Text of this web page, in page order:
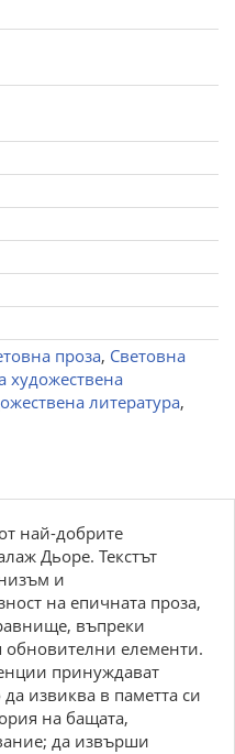
проза, Световна
художествена
литература,
най-добрите
Дьоре. Текстът
и
на епичната проза,
въпреки
обновителни елементи.
принуждават
извиква в паметта си
на бащата,
да извърши